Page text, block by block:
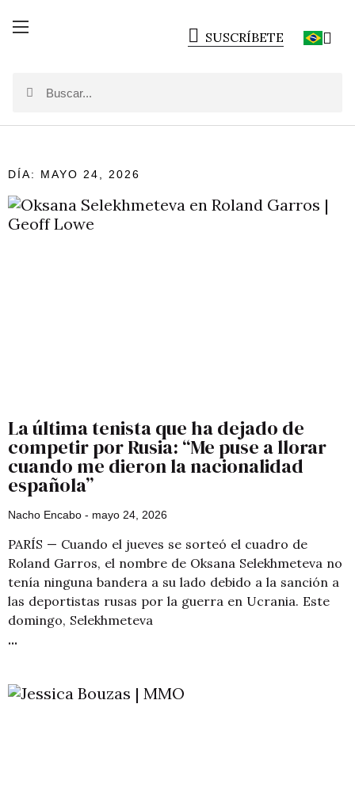
SUSCRÍBETE
DÍA: MAYO 24, 2026
La última tenista que ha dejado de
competir por Rusia: “Me puse a llorar
cuando me dieron la nacionalidad
española”
Nacho Encabo mayo 24, 2026
PARÍS — Cuando el jueves se sorteó el cuadro de
Roland Garros, el nombre de Oksana Selekhmeteva no
tenía ninguna bandera a su lado debido a la sanción a
las deportistas rusas por la guerra en Ucrania. Este
domingo, Selekhmeteva